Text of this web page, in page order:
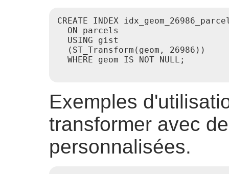
CREATE INDEX
  ON parcels
  USING gist
  (ST_Transform(geom, 26986))
  WHERE geom IS NOT NULL;
Exemples
transformer avec
personnalisées.